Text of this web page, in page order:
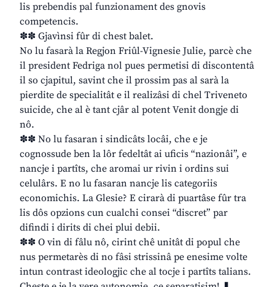
lis prebendis pal funzionament des gnovis
competencis.
✽✽ Gjavìnsi fûr di chest balet.
No lu fasarà la Regjon Friûl-Vignesie Julie, parcè che
il president Fedriga nol pues permetisi di discontentâ
il so cjapitul, savint che il prossim pas al sarà la
pierdite de specialitât e il realizâsi di chel Triveneto
suicide, che al è tant cjâr al potent Venit dongje di
nô.
✽✽ No lu fasaran i sindicâts locâi, che e je
cognossude ben la lôr fedeltât ai uficis “nazionâi”, e
nancje i partîts, che aromai ur rivin i ordins sui
celulârs. E no lu fasaran nancje lis categoriis
economichis. La Glesie? E cirarà di puartâse fûr tra
lis dôs opzions cun cualchi consei “discret” par
difindi i dirits di chei plui debii.
✽✽ O vin di fâlu nô, cirint chê unitât di popul che
nus permetarès di no fâsi strissinâ pe enesime volte
intun contrast ideologjic che al tocje i partîts talians.